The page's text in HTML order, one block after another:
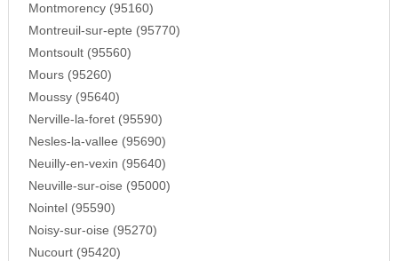
Montmorency (95160)
Montreuil-sur-epte (95770)
Montsoult (95560)
Mours (95260)
Moussy (95640)
Nerville-la-foret (95590)
Nesles-la-vallee (95690)
Neuilly-en-vexin (95640)
Neuville-sur-oise (95000)
Nointel (95590)
Noisy-sur-oise (95270)
Nucourt (95420)